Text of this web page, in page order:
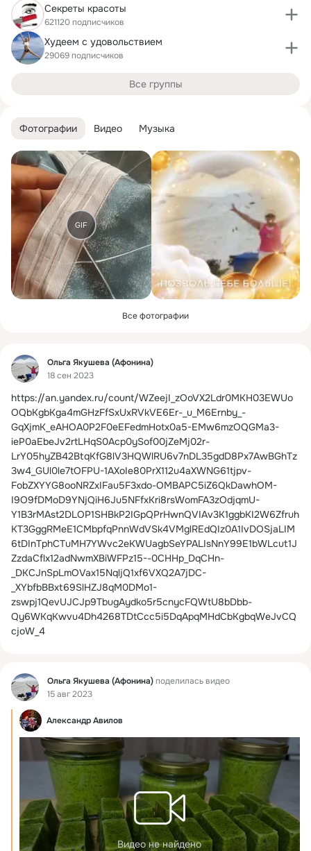
Фотографии Видео Музыка
GIF
Все фотографии
Фид
Ольга Якушева (Афонина)
18 сен 2023
https://an.yandex.ru/count/WZeejI_zOoVX2Ldr0MKH03EWUo
OQbKgbKga4mGHzFfSxUxRVkVE6Er-_u_M6Ernby_-
GqXjmK_eAHOA0P2F0eEFedmHotx0a5-EMw6mzOQGMa3-
ieP0aEbeJv2rtLHqS0Acp0ySof00jZeMj02r-
LrY05hyZB42BtqKfG8lV3HQWlRU6v7nDL35gdD8Px7AwBGhTz
3w4_GUl0le7tOFPU-1AXoIe80PrX112u4aXWNG61tjpv-
FobZXYYG8ooNRZxIFau5F3xdo-OMBAPC5iZ6QkDawhOM-
I9O9fDMoD9YNjQiH6Ju5NFfxKri8rsWomFA3zOdjqmU-
Y1B3rMAst2DLOP1SHBkP2IGpQPrHwnQVIAv3K1ggbKI2W6Zfruh
KT3GggRMeE1CMbpfqPnnWdVSk4VMglREdQIz0A1IvDOSjaLIM
6tDInTphCTuMH7YWvc2eKWUagbSeYPALIsNnY99E1bWLcut1J
ZzdaCflx12adNwmXBiWFPz15--0CHHp_DqCHn-
_DKCJnSpLmOVax15NqljQ1xf6VXQ2A7jDC-
_XYbfbBBxt69SlHZJ8qM0DMo1-
zswpj1QevUJCJp9TbugAydko5r5cnycFQWtU8bDbb-
Qy6WKqKwvu4Dh4268TDtCcc5i5DqApqMHdCbKgbqWeJvCQ
cjoW_4
Фид Ольга Якушева (Афонина)поделилась видео
15 авг 2023
Александр Авилов
Видео не найдено
Секреты красоты
621120 подписчиков
Худеем с удовольствием
29069 подписчиков
Все группы